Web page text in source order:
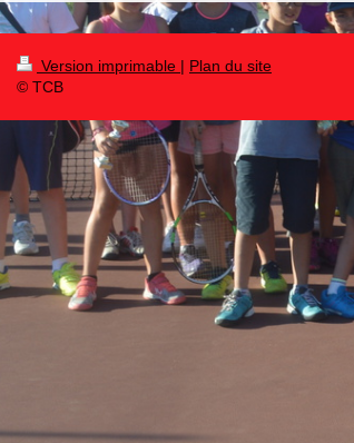
Version imprimable | Plan du site
© TCB